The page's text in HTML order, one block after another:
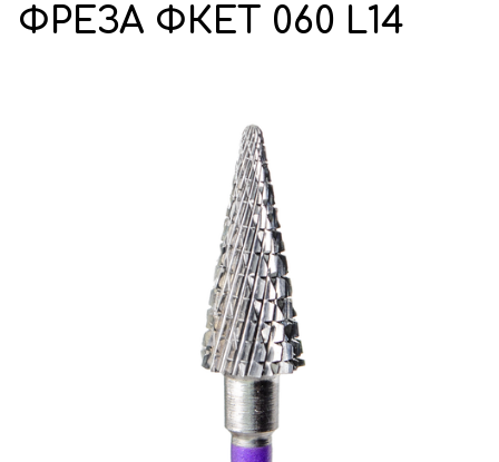
ФРЕЗА ФКЕТ 060 L14